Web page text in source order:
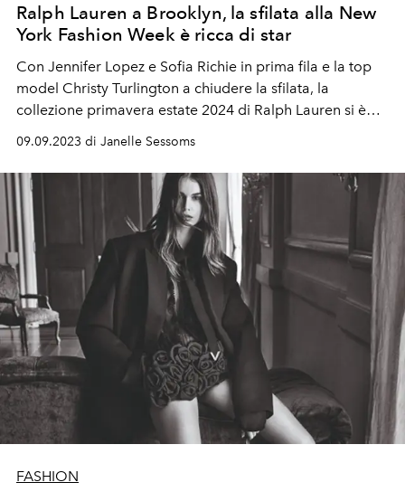
Ralph Lauren a Brooklyn, la sfilata alla New
York Fashion Week è ricca di star
Con Jennifer Lopez e Sofia Richie in prima fila e la top
model Christy Turlington a chiudere la sfilata, la
collezione primavera estate 2024 di Ralph Lauren si è
09.09.2023 di Janelle Sessoms
FASHION